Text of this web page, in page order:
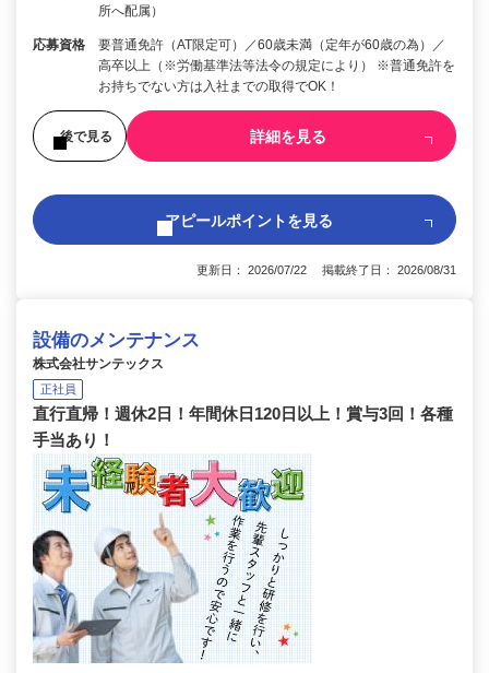
所へ配属）
応募資格
要普通免許（AT限定可）／60歳未満（定年が60歳の為）／
高卒以上（※労働基準法等法令の規定により） ※普通免許を
お持ちでない方は入社までの取得でOK！
後で見る 詳細を見る
アピールポイントを見る
更新日： 2026/07/22 掲載終了日： 2026/08/31
設備のメンテナンス
株式会社サンテックス
正社員
直行直帰！週休2日！年間休日120日以上！賞与3回！各種
手当あり！